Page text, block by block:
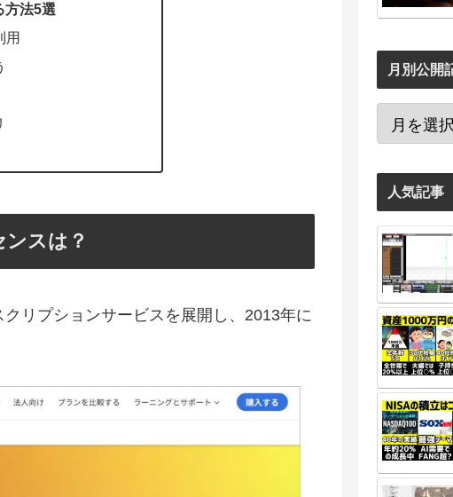
法5選
用
スは？
リプションサービスを展開し、2013年に
月別公開
人気記事